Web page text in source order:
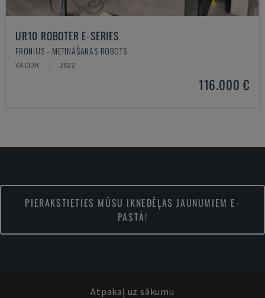
UR10 ROBOTER E-SERIES
FRONIUS - METINĀŠANAS ROBOTS
VĀCIJA 2022
116.000 €
PIERAKSTIETIES MŪSU IKNEDĒĻAS JAUNUMIEM E-
PASTĀ!
Atpakaļ uz sākumu